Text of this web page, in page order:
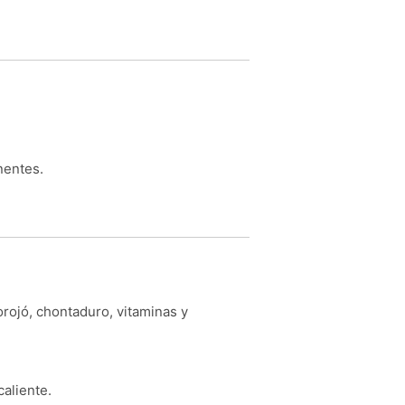
chontaduro, vitaminas y